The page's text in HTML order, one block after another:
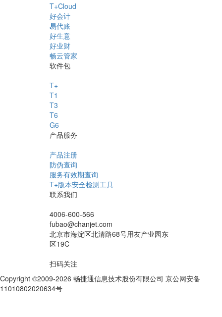
T+Cloud
好会计
易代账
好生意
好业财
畅云管家
软件包
T+
T1
T3
T6
G6
产品服务
产品注册
防伪查询
服务有效期查询
T+版本安全检测工具
联系我们
4006-600-566
fubao@chanjet.com
北京市海淀区北清路68号用友产业园东
区19C
扫码关注
Copyright ©2009-2026 畅捷通信息技术股份有限公司 京公网安备
11010802020634号